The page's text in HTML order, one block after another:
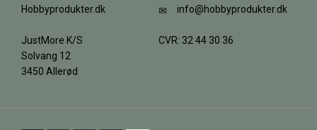
Hobbyprodukter.dk
JustMore K/S
Solvang 12
3450 Allerød
info@hobbyprodukter.dk
CVR: 32 44 30 36